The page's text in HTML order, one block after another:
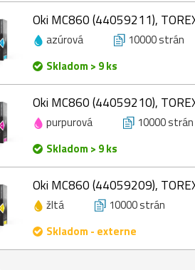
Oki MC860 (44059211),
azúrová 10000 strán
Skladom > 9 ks
Oki MC860 (44059210),
purpurová 10000 strán
Skladom > 9 ks
Oki MC860 (44059209),
žltá 10000 strán
Skladom - externe